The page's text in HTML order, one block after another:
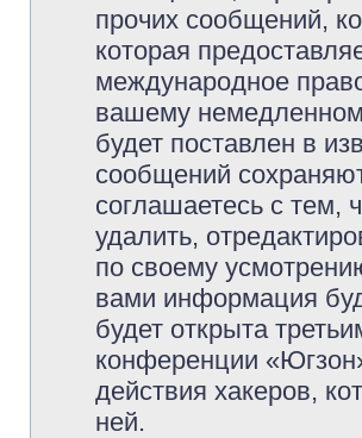
прочих сообщений,
которая
международное
вашему
будет поставлен в
сообщений
соглашаетесь с
удалить,
по своему
вами информация
будет открыта
конференции
действия хакеров,
ней.